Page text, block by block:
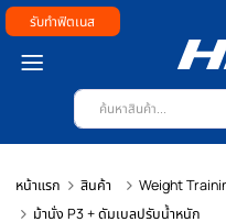
รับทำฟิตเนส
หน้าแรก สินค้า Weight